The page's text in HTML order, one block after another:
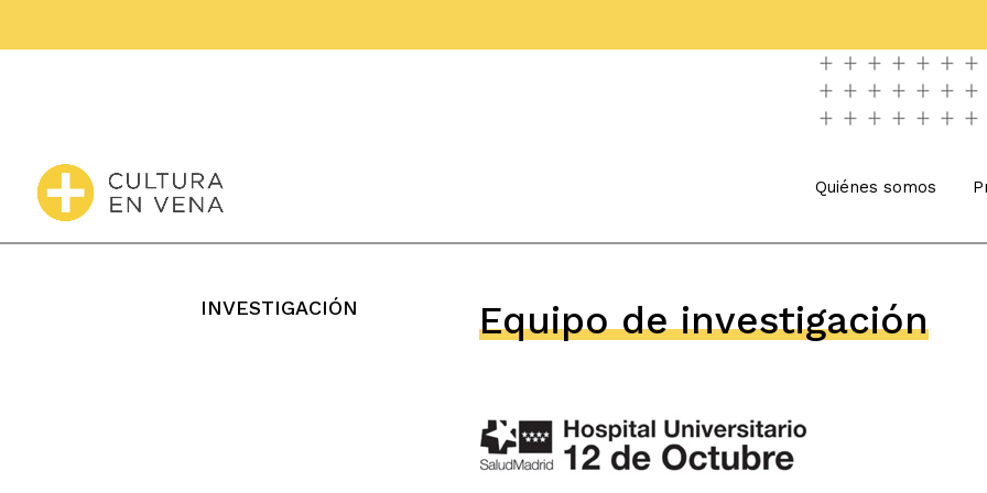
Quiénes somos
INVESTIGACIÓN Equipo de investigación